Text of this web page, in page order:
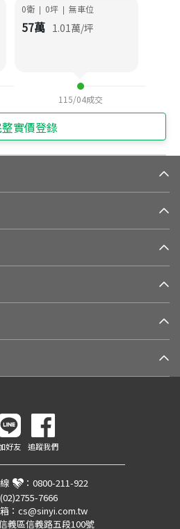
0衛 | 0坪 | 無車位
57萬 1.01萬/坪
115/04成交
實價登錄
好友 追蹤我們
： 0800-211-922
(02)2755-7666
： cs@sinyi.com.tw
義區信義路五段100號